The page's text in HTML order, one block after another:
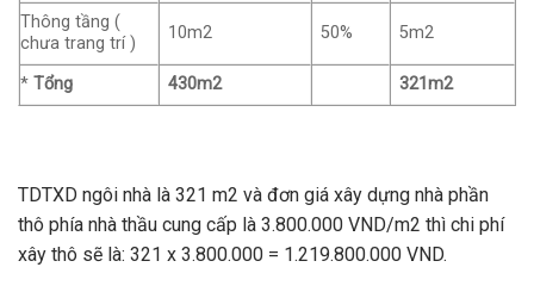
Thông tầng (
chưa trang trí )
10m2 50% 5m2
* Tổng 430m2 321m2
TDTXD ngôi nhà là 321 m2 và đơn giá xây dựng nhà phần
thô phía nhà thầu cung cấp là 3.800.000 VND/m2 thì chi phí
xây thô sẽ là: 321 x 3.800.000 = 1.219.800.000 VND.